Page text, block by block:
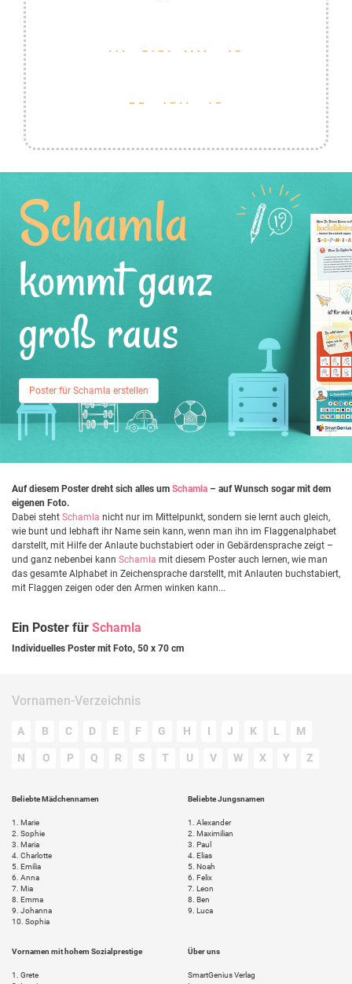
Schamla
kommt ganz
groß raus
Poster für Schamla erstellen
Auf diesem Poster dreht sich alles um Schamla – auf Wunsch sogar mit dem
eigenen Foto.
Dabei steht Schamla nicht nur im Mittelpunkt, sondern sie lernt auch gleich,
wie bunt und lebhaft ihr Name sein kann, wenn man ihn im Flaggenalphabet
darstellt, mit Hilfe der Anlaute buchstabiert oder in Gebärdensprache zeigt –
und ganz nebenbei kann Schamla mit diesem Poster auch lernen, wie man
das gesamte Alphabet in Zeichensprache darstellt, mit Anlauten buchstabiert,
mit Flaggen zeigen oder den Armen winken kann...
Ein Poster für Schamla
Individuelles Poster mit Foto, 50 x 70 cm
Vornamen-Verzeichnis
A B C D E F G H I J K L M
N O P Q R S T U V W X Y Z
Beliebte Mädchennamen
1.
Marie
2. Sophie
3. Maria
4. Charlotte
5. Emilia
6. Anna
7. Mia
8. Emma
9. Johanna
10. Sophia
Beliebte Jungsnamen
1.
Alexander
2. Maximilian
3. Paul
4. Elias
5. Noah
6. Felix
7. Leon
8. Ben
9. Luca
Vornamen mit hohem Sozialprestige
1.
Grete
Über uns
SmartGenius Verlag